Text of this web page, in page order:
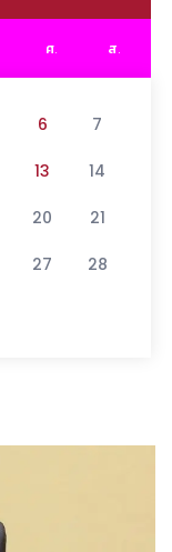
ศ. ส.
6 7
13 14
20 21
27 28